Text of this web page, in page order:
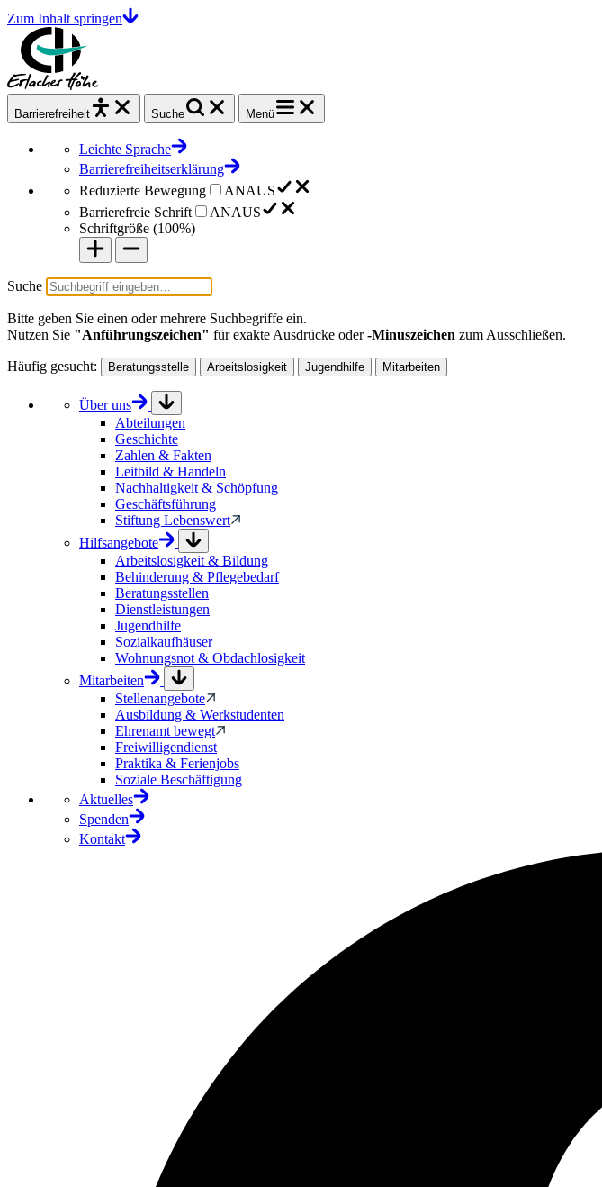
Zum Inhalt springen
Barrierefrei heit Suche Menü
Leichte Sprache
Barrierefreiheitserklärung
Reduzierte Bewegung
ANAUS
Barrierefreie Schrift
ANAUS
Schriftgröße (100%)
Suche
Bitte geben Sie einen oder mehrere Suchbegriffe ein.
Nutzen Sie "Anführungszeichen" für exakte Ausdrücke oder-Minuszeichen zum Ausschließen.
Häufig gesucht: Beratungsstelle Arbeitslosigkeit Jugendhilfe Mitarbeiten
Über uns
Abteilungen
Geschichte
Zahlen & Fakten
Leitbild & Handeln
Nachhaltigkeit & Schöpfung
Geschäftsführung
Stiftung Lebenswert
Hilfsangebote
Arbeitslosigkeit & Bildung
Behinderung & Pflegebedarf
Beratungsstellen
Dienstleistungen
Jugendhilfe
Sozialkaufhäuser
Wohnungsnot & Obdachlosigkeit
Mitarbeiten
Stellenangebote
Ausbildung & Werkstudenten
Ehrenamt bewegt
Freiwilligendienst
Praktika & Ferienjobs
Soziale Beschäftigung
Aktuelles
Spenden
Kontakt